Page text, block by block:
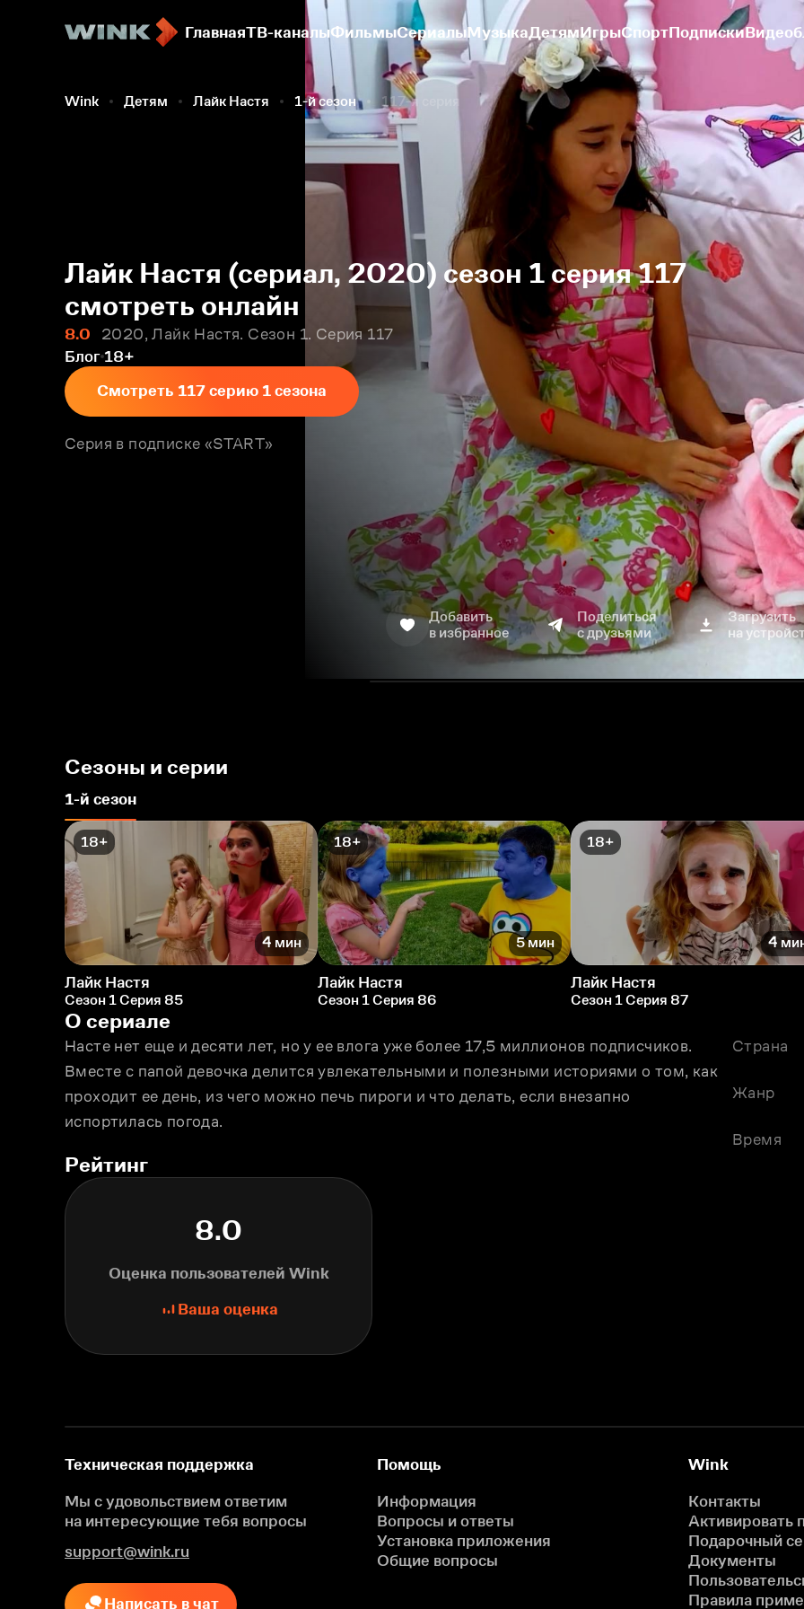
ГлавнаяТВ-каналыФильмыСериалыМузыкаДетямИгрыСпортПодписки
Wink Детям Лайк Настя 1-й сезон 117-я серия
Лайк Настя (сериал, 2020) сезон 1 серия 117
смотреть онлайн
8.0
2020, Лайк Настя. Сезон 1. Серия 117
Блог 18+
Смотреть 117 серию 1 сезона
Серия в подписке «START»
Добавить
в избранное
Поделиться
с друзьями
Загрузить
на
Сезоны и серии
1-й сезон
18+
4 мин
Лайк Настя
Сезон 1 Серия 85
18+
5 мин
Лайк Настя
Сезон 1 Серия 86
18+
4
Лайк Настя
Сезон 1 Серия 87
О сериале
Насте нет еще и десяти лет, но у ее влога уже более 17,5 миллионов подписчиков.
Вместе с папой девочка делится увлекательными и полезными историями о том, как
проходит ее день, из чего можно печь пироги и что делать, если внезапно
испортилась погода.
Страна
Жанр
Время
Рейтинг
8.0
Оценка пользователей Wink
Ваша оценка
Техническая поддержка
Мы с удовольствием ответим
на интересующие тебя вопросы
support@wink.ru
Написать в чат
Помощь
Информация
Вопросы и ответы
Установка приложения
Общие вопросы
Wink
Контакты
Активировать
Подарочный
Документы
Правила